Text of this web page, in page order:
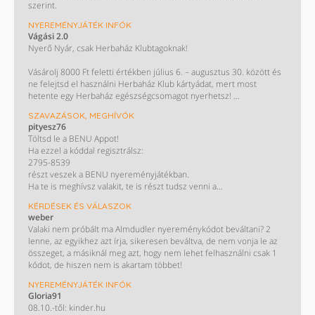
szerint.
NYEREMÉNYJÁTÉK INFÓK
Vágási 2.0
Nyerő Nyár, csak Herbaház Klubtagoknak!
Vásárolj 8000 Ft feletti értékben július 6. – augusztus 30. között és
ne felejtsd el használni Herbaház Klub kártyádat, mert most
hetente egy Herbaház egészségcsomagot nyerhetsz!
Ha legalább háromszor vásárolsz 8000 Ft felett július 6. és
augusztus 30. között, tiéd lehet a főnyeremény:
A 100 000 Ft-os Herbaház bevásárlás! Kisorsolunk egy 30 000 és
egy 50 000 Ft értékben levásárolható ajándékkártyát is. Így könnyű
spórolni!
SZAVAZÁSOK, MEGHÍVÓK
pityesz76
Töltsd le a BENU Appot!
Ha ezzel a kóddal regisztrálsz:
2795-8539
részt veszek a BENU nyereményjátékban.
Ha te is meghívsz valakit, te is részt tudsz venni a
Letöltés és részletek:
https://onelink.to/a4722n
KÉRDÉSEK ÉS VÁLASZOK
weber
Valaki nem próbált ma Almdudler nyereménykódot beváltani? 2
lenne, az egyikhez azt írja, sikeresen beváltva, de nem vonja le az
összeget, a másiknál meg azt, hogy nem lehet felhasználni csak 1
kódot, de hiszen nem is akartam többet!
NYEREMÉNYJÁTÉK INFÓK
Gloria91
08.10.-től: kinder.hu